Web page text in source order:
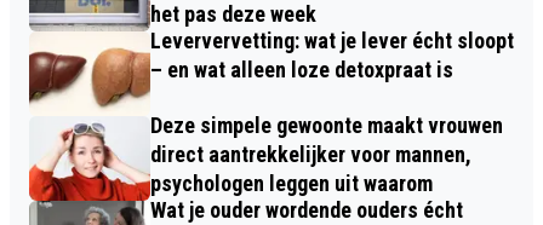
het pas deze week
Leververvetting: wat je lever écht sloopt
– en wat alleen loze detoxpraat is
Deze simpele gewoonte maakt vrouwen
direct aantrekkelijker voor mannen,
psychologen leggen uit waarom
Wat je ouder wordende ouders écht